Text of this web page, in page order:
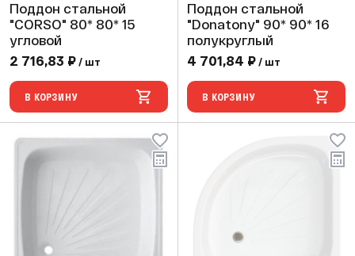
Поддон стальной
"CORSO" 80* 80* 15
угловой
2 716,83 ₽ / шт
В КОРЗИНУ
Поддон стальной
"Donatony" 90* 90* 16
полукруглый
4 701,84 ₽ / шт
В КОРЗИНУ